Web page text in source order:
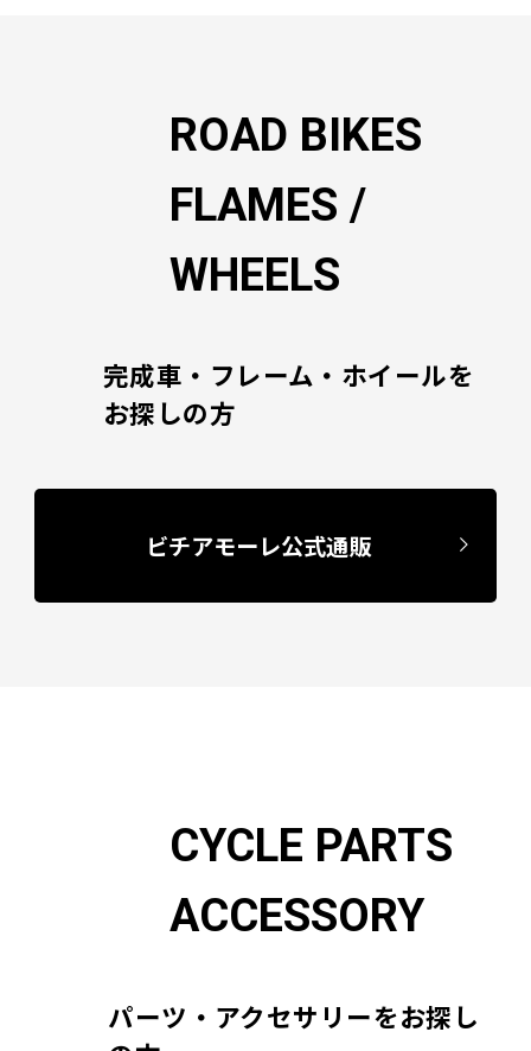
ROAD BIKES
FLAMES /
WHEELS
完成車・フレーム・ホイールを
お探しの方
ビチアモーレ公式通販
CYCLE PARTS
ACCESSORY
パーツ・アクセサリーをお探し